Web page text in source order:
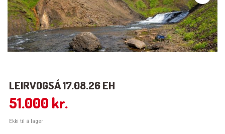
LEIRVOGSÁ 17.08.26 EH
51.000 kr.
Ekki til á lager